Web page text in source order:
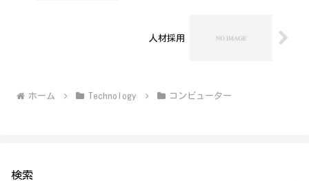
人材採用
ホーム Technology コンビューター
検索